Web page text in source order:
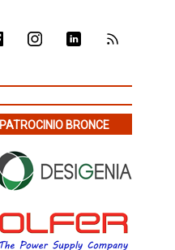
PATROCINIO BRONCE